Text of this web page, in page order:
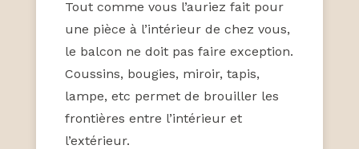
Tout comme vous l’auriez fait pour
une pièce à l’intérieur de chez vous,
le balcon ne doit pas faire exception.
Coussins, bougies, miroir, tapis,
lampe, etc permet de brouiller les
frontières entre l’intérieur et
l’extérieur.